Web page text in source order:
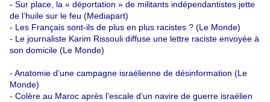
- Sur place, la « déportation » de militants indépendantistes jette
de l’huile sur le feu (Mediapart)
- Les Français sont-ils de plus en plus racistes ? (Le Monde)
- Le journaliste Karim Rissouli diffuse une lettre raciste envoyée à
son domicile (Le Monde)
- Anatomie d’une campagne israélienne de désinformation (Le
Monde)
- Colère au Maroc après l’escale d’un navire de guerre israélien